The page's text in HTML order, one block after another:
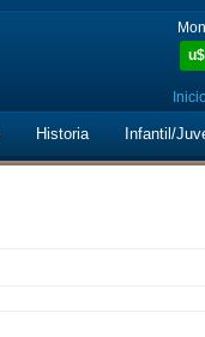
u$
Historia Infantil/